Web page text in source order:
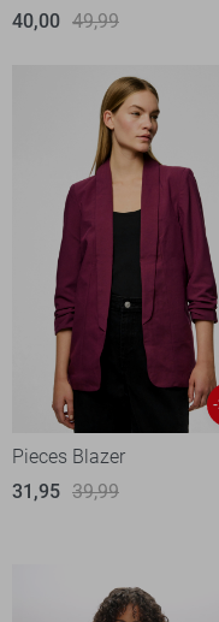
40,00 49,99
Pieces Blazer
31,95 39,99